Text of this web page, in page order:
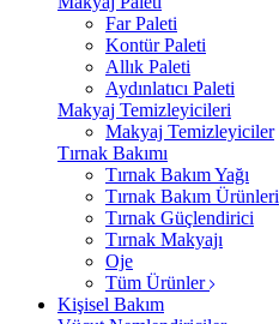
Far Paleti
Kontür Paleti
Allık Paleti
Aydınlatıcı Paleti
Makyaj Temizleyicileri
Makyaj Temizleyiciler
Tırnak Bakımı
Tırnak Bakım Yağı
Tırnak Bakım Ürünleri
Tırnak Güçlendirici
Tırnak Makyajı
Oje
Tüm Ürünler
Kişisel Bakım